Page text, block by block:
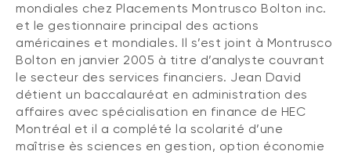
SOLUTIONS DE PORTEFEUILLE
Liste des solutions de portefeuille BNI
Portefeuilles FNB BNI
Portefeuilles Méritage
Portefeuilles durables BNI
Livres blancs
Aperçus de fonds
Vote par procuration
Addendas
Relevés SPEP
Déclaration de principes sur les conflits
d’intérêts (PDF)
mondiales chez Placements Montrusco Bolton inc.
et le gestionnaire principal des actions
américaines et mondiales. Il s’est joint à Montrusco
Bolton en janvier 2005 à titre d’analyste couvrant
le secteur des services financiers. Jean David
détient un baccalauréat en administration des
affaires avec spécialisation en finance de HEC
Montréal et il a complété la scolarité d’une
maîtrise ès sciences en gestion, option économie